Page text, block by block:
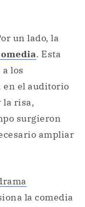
un lado, la
. Esta
los
en el auditorio
la risa,
surgieron
ampliar
la comedia